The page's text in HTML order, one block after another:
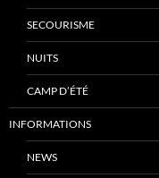
SECOURISME
NUITS
CAMP D’ÉTÉ
INFORMATIONS
NEWS